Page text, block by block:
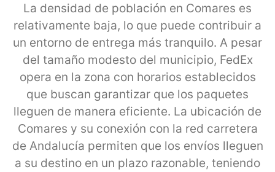
La densidad de población en Comares es
relativamente baja, lo que puede contribuir a
un entorno de entrega más tranquilo. A pesar
del tamaño modesto del municipio, FedEx
opera en la zona con horarios establecidos
que buscan garantizar que los paquetes
lleguen de manera eficiente. La ubicación de
Comares y su conexión con la red carretera
de Andalucía permiten que los envíos lleguen
a su destino en un plazo razonable, teniendo